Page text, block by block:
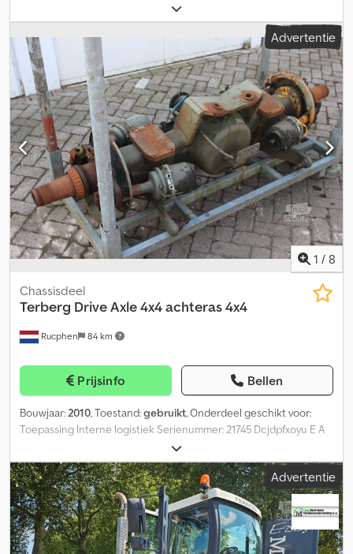
Jansen voor meer informatie. Dcedpfxeyu E Dce Afzek
Advertentie
1 / 8
Rucphen 84 km
Chassisdeel
Terberg Drive Axle 4x4 achteras 4x4
Prijsinfo Bellen
Bouwjaar:2010, Toestand:gebruikt, Onderdeel geschikt voor:
Toepassing Interne logistiek Serienummer: 21745 Dcjdpfxoyu E A
Ee Afzek Neem contact op met J.A.J. Jansen voor meer
informatie.
Advertentie